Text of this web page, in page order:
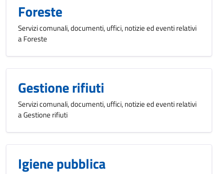
Foreste
Servizi comunali, documenti, uffici, notizie ed eventi relativi
a Foreste
Gestione rifiuti
Servizi comunali, documenti, uffici, notizie ed eventi relativi
a Gestione rifiuti
Igiene pubblica